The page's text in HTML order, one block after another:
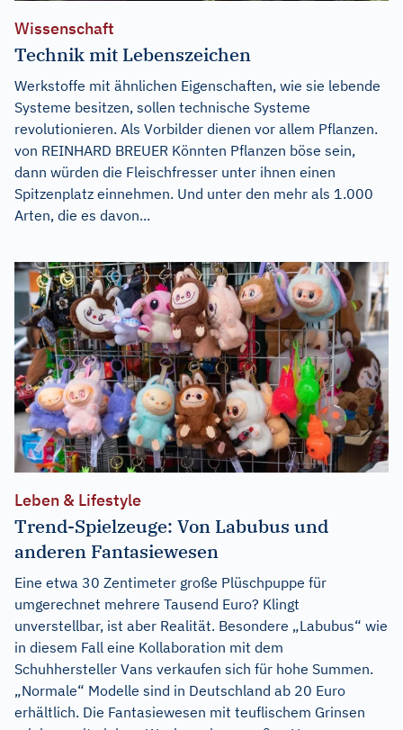
Wissenschaft
Technik mit Lebenszeichen
Werkstoffe mit ähnlichen Eigenschaften, wie sie lebende
Systeme besitzen, sollen technische Systeme
revolutionieren. Als Vorbilder dienen vor allem Pflanzen.
von REINHARD BREUER Könnten Pflanzen böse sein,
dann würden die Fleischfresser unter ihnen einen
Spitzenplatz einnehmen. Und unter den mehr als 1.000
Arten, die es davon...
Leben & Lifestyle
Trend-Spielzeuge: Von Labubus und
anderen Fantasiewesen
Eine etwa 30 Zentimeter große Plüschpuppe für
umgerechnet mehrere Tausend Euro? Klingt
unverstellbar, ist aber Realität. Besondere „Labubus“ wie
in diesem Fall eine Kollaboration mit dem
Schuhhersteller Vans verkaufen sich für hohe Summen.
„Normale“ Modelle sind in Deutschland ab 20 Euro
erhältlich. Die Fantasiewesen mit teuflischem Grinsen